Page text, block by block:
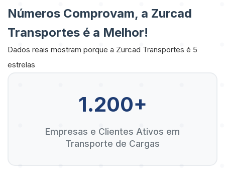
Números Comprovam, a Zurcad
Transportes é a Melhor!
Dados reais mostram porque a Zurcad Transportes é 5
estrelas
1.200+
Empresas e Clientes Ativos em
Transporte de Cargas